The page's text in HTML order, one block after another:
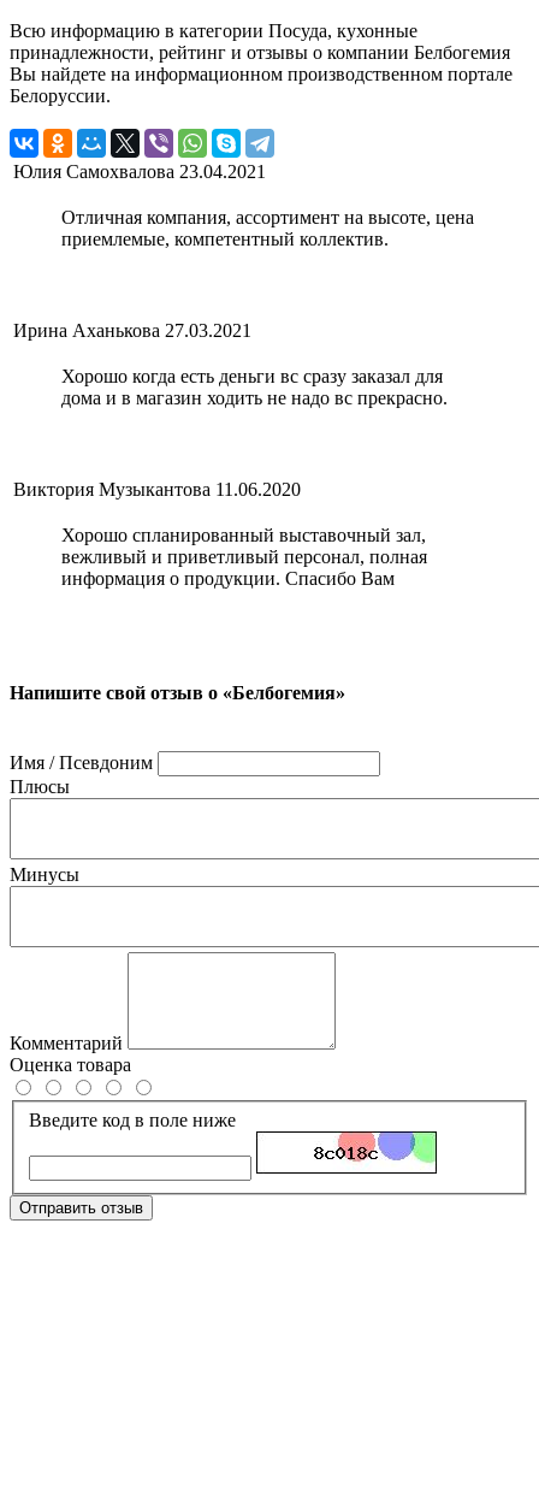
Всю информацию в категории Посуда, кухонные
принадлежности, рейтинг и отзывы о компании Белбогемия
Вы найдете на информационном производственном портале
Белоруссии.
Юлия Самохвалова 23.04.2021
Отличная компания, ассортимент на высоте, цена
приемлемые, компетентный коллектив.
Ирина Аханькова 27.03.2021
Хорошо когда есть деньги вс сразу заказал для
дома и в магазин ходить не надо вс прекрасно.
Виктория Музыкантова 11.06.2020
Хорошо спланированный выставочный зал,
вежливый и приветливый персонал, полная
информация о продукции. Спасибо Вам
Напишите свой отзыв о «Белбогемия»
Имя / Псевдоним
Плюсы
Минусы
Комментарий
Оценка товара
Введите код в поле ниже
Отправить отзыв